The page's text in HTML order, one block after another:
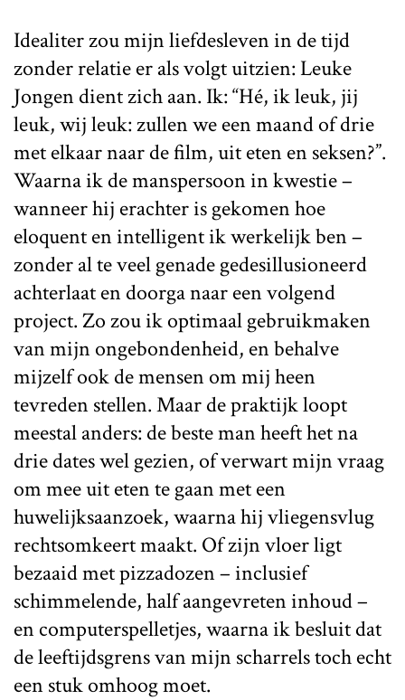
Idealiter zou mijn liefdesleven in de tijd
zonder relatie er als volgt uitzien: Leuke
Jongen dient zich aan. Ik: “Hé, ik leuk, jij
leuk, wij leuk: zullen we een maand of drie
met elkaar naar de film, uit eten en seksen?”.
Waarna ik de manspersoon in kwestie –
wanneer hij erachter is gekomen hoe
eloquent en intelligent ik werkelijk ben –
zonder al te veel genade gedesillusioneerd
achterlaat en doorga naar een volgend
project. Zo zou ik optimaal gebruikmaken
van mijn ongebondenheid, en behalve
mijzelf ook de mensen om mij heen
tevreden stellen. Maar de praktijk loopt
meestal anders: de beste man heeft het na
drie dates wel gezien, of verwart mijn vraag
om mee uit eten te gaan met een
huwelijksaanzoek, waarna hij vliegensvlug
rechtsomkeert maakt. Of zijn vloer ligt
bezaaid met pizzadozen – inclusief
schimmelende, half aangevreten inhoud –
en computerspelletjes, waarna ik besluit dat
de leeftijdsgrens van mijn scharrels toch echt
een stuk omhoog moet.